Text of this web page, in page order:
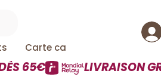
Carte cadeau